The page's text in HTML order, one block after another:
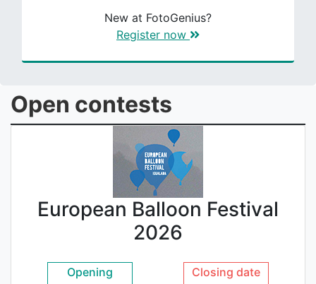
New at FotoGenius?
Register now
Open contests
European Balloon Festival
2026
Opening
Closing date